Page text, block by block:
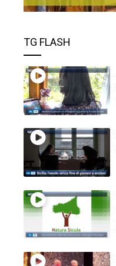
TG FLASH